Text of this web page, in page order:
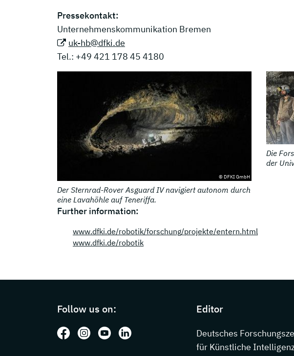
Pressekontakt:
Unternehmenskommunikation Bremen
uk-hb@dfki.de
Tel.: +49 421 178 45 4180
© DFKI GmbH
Der Sternrad-Rover Asguard IV navigiert autonom durch
eine Lavahöhle auf Teneriffa.
Die
der
Further information:
www.dfki.de/robotik/forschung/projekte/entern.html
www.dfki.de/robotik
Follow us on:
Follow us on: Facebook
Follow us on: Instagram
Follow us on: Youtube
Follow us on: LinkedIn
Editor
Deutsches
für Künstliche